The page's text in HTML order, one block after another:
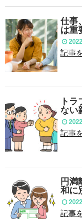
仕事
は重
記事
ト
ない
記事
円満
和に
記事